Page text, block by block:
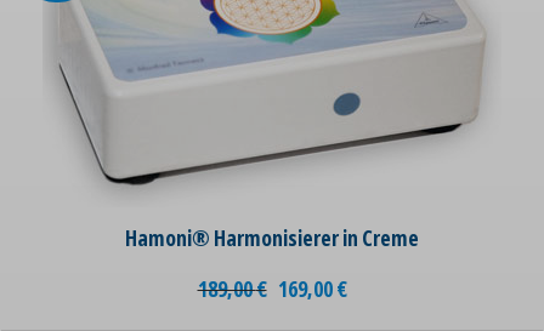
Hamoni® Harmonisierer in Creme
189,00€ 169,00€